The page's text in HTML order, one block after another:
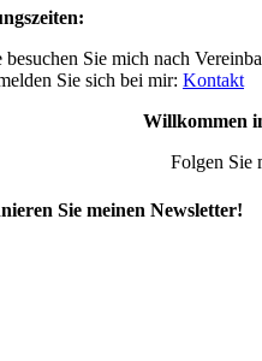
besuchen Sie mich nach
Sie sich bei mir: Kontakt
Willkommen
Folgen Sie
Sie meinen Newsletter!